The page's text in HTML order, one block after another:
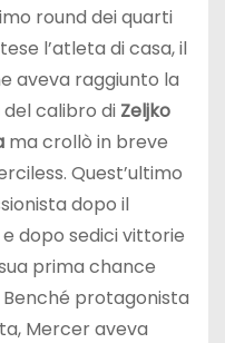
round dei quarti
l’atleta di casa, il
aveva raggiunto la
del calibro di Zeljko
ma crollò in breve
Quest’ultimo
dopo il
dopo sedici vittorie
prima chance
protagonista
Mercer aveva